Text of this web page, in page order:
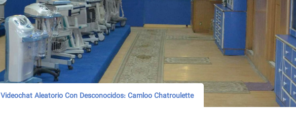
Videochat Aleatorio Con Desconocidos: Camloo Chatroulette